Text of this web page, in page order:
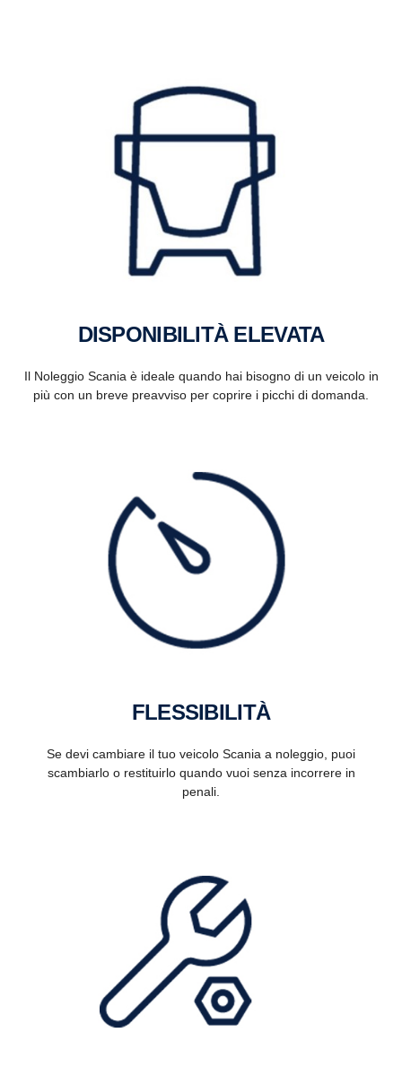
DISPONIBILITÀ ELEVATA
Il Noleggio Scania è ideale quando hai bisogno di un veicolo in
più con un breve preavviso per coprire i picchi di domanda.
FLESSIBILITÀ
Se devi cambiare il tuo veicolo Scania a noleggio, puoi
scambiarlo o restituirlo quando vuoi senza incorrere in
penali.